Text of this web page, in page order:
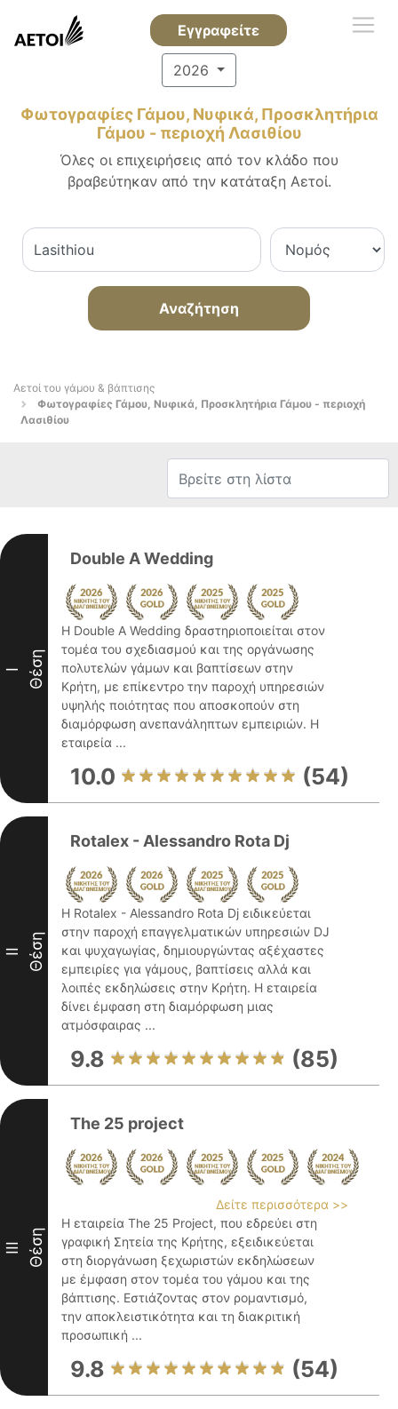
Εγγραφείτε
2026
Φωτογραφίες Γάμου, Νυφικά, Προσκλητήρια
Γάμου - περιοχή Λασιθίου
Όλες οι επιχειρήσεις από τον κλάδο που
βραβεύτηκαν από την κατάταξη Αετοί.
Αναζήτηση
Αετοί του γάμου & βάπτισης
Φωτογραφίες Γάμου, Νυφικά, Προσκλητήρια Γάμου - περιοχή
Λασιθίου
I Θέση
Double A Wedding
Η Double A Wedding δραστηριοποιείται στον
τομέα του σχεδιασμού και της οργάνωσης
πολυτελών γάμων και βαπτίσεων στην
Κρήτη, με επίκεντρο την παροχή υπηρεσιών
υψηλής ποιότητας που αποσκοπούν στη
διαμόρφωση ανεπανάληπτων εμπειριών. Η
εταιρεία ...
10.0 (54)
II Θέση
Rotalex - Alessandro Rota Dj
Η Rotalex - Alessandro Rota Dj ειδικεύεται
στην παροχή επαγγελματικών υπηρεσιών DJ
και ψυχαγωγίας, δημιουργώντας αξέχαστες
εμπειρίες για γάμους, βαπτίσεις αλλά και
λοιπές εκδηλώσεις στην Κρήτη. Η εταιρεία
δίνει έμφαση στη διαμόρφωση μιας
ατμόσφαιρας ...
9.8 (85)
III Θέση
The 25 project
Δείτε περισσότερα >>
Η εταιρεία The 25 Project, που εδρεύει στη
γραφική Σητεία της Κρήτης, εξειδικεύεται
στη διοργάνωση ξεχωριστών εκδηλώσεων
με έμφαση στον τομέα του γάμου και της
βάπτισης. Εστιάζοντας στον ρομαντισμό,
την αποκλειστικότητα και τη διακριτική
προσωπική ...
9.8 (54)